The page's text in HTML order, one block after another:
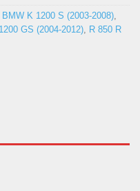
BMW K 1200 S (2003-2008),
GS (2004-2012), R 850 R